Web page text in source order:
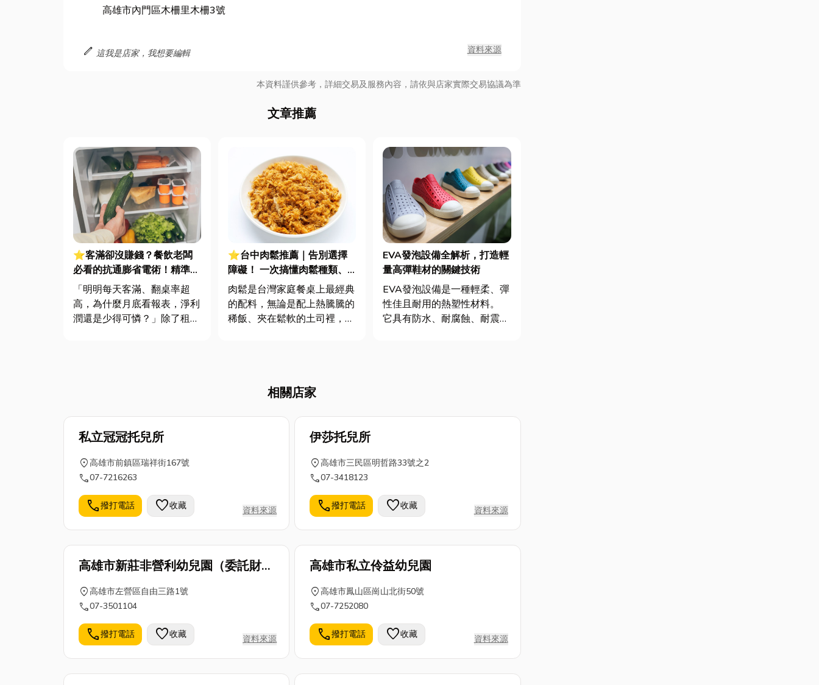
高雄市內門區木柵里木柵3號
edit 這我是店家，我想要編輯 資料來源
本資料謹供參考，詳細交易及服務內容，請依與店家實際交易協議為準
文章推薦
⭐客滿卻沒賺錢？餐飲老闆
必看的抗通膨省電術！精準節
流就看這篇，文內還有高雄變
頻商用冰箱推薦
「明明每天客滿、翻桌率超
高，為什麼月底看報表，淨利
潤還是少得可憐？」除了租
率、做外送）...
⭐台中肉鬆推薦｜告別選擇
障礙！ 一次搞懂肉鬆種類、
選購要點
肉鬆是台灣家庭餐桌上最經典
的配料，無論是配上熱騰騰的
稀飯、夾在鬆軟的土司裡，或
惑？從傳統的海苔肉鬆、酥脆
的寶寶肉鬆...
EVA發泡設備全解析，打造輕
量高彈鞋材的關鍵技術
EVA發泡設備是一種輕柔、彈
性佳且耐用的熱塑性材料。
它具有防水、耐腐蝕、耐震、
相關店家
私立冠冠托兒所
location_on高雄市前鎮區瑞祥街167號
call07-7216263
call撥打電話 favorite收藏 資料來源
伊莎托兒所
location_on高雄市三民區明哲路33號之2
call07-3418123
call撥打電話 favorite收藏 資料來源
高雄市新莊非營利幼兒園（委託財團
法人福智文教基金會辦理）
location_on高雄市左營區自由三路1號
call07-3501104
call撥打電話 favorite收藏 資料來源
高雄市私立伶益幼兒園
location_on高雄市鳳山區崗山北街50號
call07-7252080
call撥打電話 favorite收藏 資料來源